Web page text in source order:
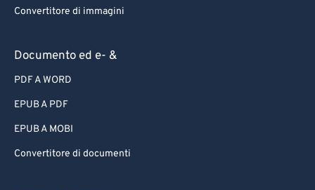
Convertitore di immagini
Documento ed e- &
PDF A WORD
EPUB A PDF
EPUB A MOBI
Convertitore di documenti